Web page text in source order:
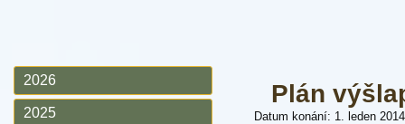
2026
2025
Plán
Datum konání: 1. leden 2014